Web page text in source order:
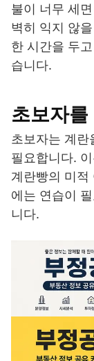
불이 너무 세
벽히 익지 않
한 시간을 두
습니다.
초보자를
초보자는 계란
필요합니다.
계란빵의 미적
에는 연습이
니다.